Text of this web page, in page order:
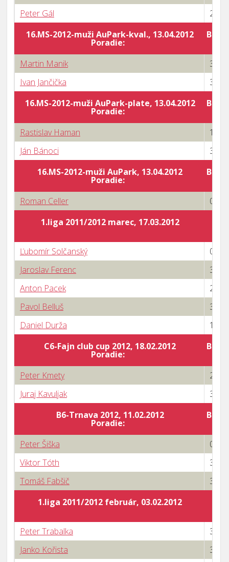
Peter Gál
2 : 3
16.MS-2012-muži AuPark-kval., 13.04.2012
Poradie:
Martin Manik
3 : 0
Ivan Jančička
3 : 0
16.MS-2012-muži AuPark-plate, 13.04.2012
Poradie:
Rastislav Haman
1 : 3
Ján Bánoci
3 : 2
16.MS-2012-muži AuPark, 13.04.2012
Poradie:
Roman Celler
0 : 3
1.liga 2011/2012 marec, 17.03.2012
Ľubomír Solčanský
0 : 3
Jaroslav Ferenc
3 : 0
Anton Pacek
2 : 3
Pavol Belluš
3 : 0
Daniel Durža
1 : 3
C6-Fajn club cup 2012, 18.02.2012
Poradie:
Peter Kmety
2 : 3
Juraj Kavuljak
3 : 2
B6-Trnava 2012, 11.02.2012
Poradie:
Peter Šiška
0 : 3
Viktor Tóth
3 : 0
Tomáš Fabšič
3 : 2
1.liga 2011/2012 február, 03.02.2012
Peter Trabalka
3 : 0
Janko Kořista
3 : 2